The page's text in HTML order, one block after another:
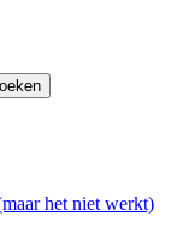
het niet werkt)